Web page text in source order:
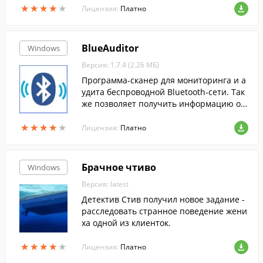
★★★★ ★
★★★★ ★ Лицензия: Платно
Windows
★★★★ ★
★★★★ ★
BlueAuditor
Версия: 1.7.4 (2.26 МБ)
Программа-сканер для мониторинга и а
удита беспроводной Bluetooth-сети. Так
же позволяет получить информацию оBl
Лицензия: Платно
Windows
★★★★ ★
★★★★ ★
Брачное чтиво
Версия: latest
Детектив Стив получил новое задание -
расследовать странное поведение жени
ха одной из клиенток.
Лицензия: Платно